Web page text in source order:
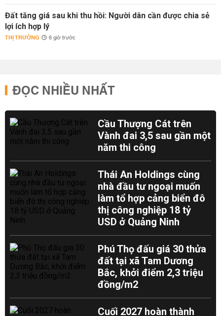
Đất tăng giá sau khi thu hồi: Người dân cần được chia sẻ
lợi ích hợp lý
THỊ TRƯỜNG 6 giờ trước
ĐỌC NHIỀU NHẤT
Cầu Thượng Cát trên
Vành đai 3,5 sau gần một
năm thi công
Thái An Holdings cùng
nhà đầu tư ngoại muốn
làm tổ hợp cảng biển đô
thị công nghiệp 18 tỷ
USD ở Quảng Ninh
Phú Thọ đấu giá 30 thửa
đất tại xã Tam Dương
Bắc, khởi điểm 2,3 triệu
đồng/m2
Cuối 2027 hoàn thành